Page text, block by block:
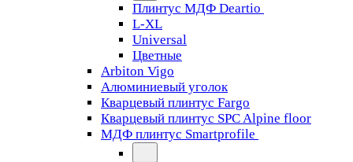
Плинтус МДФ Deartio
L-XL
Universal
Цветные
Arbiton Vigo
Алюминиевый уголок
Кварцевый плинтус Fargo
Кварцевый плинтус SPC Alpine floor
МДФ плинтус Smartprofile